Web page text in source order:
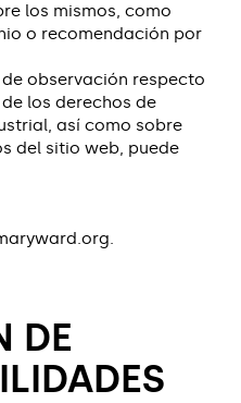
los mismos, como
o recomendación por
observación respecto
los derechos de
así como sobre
del sitio web, puede
DE